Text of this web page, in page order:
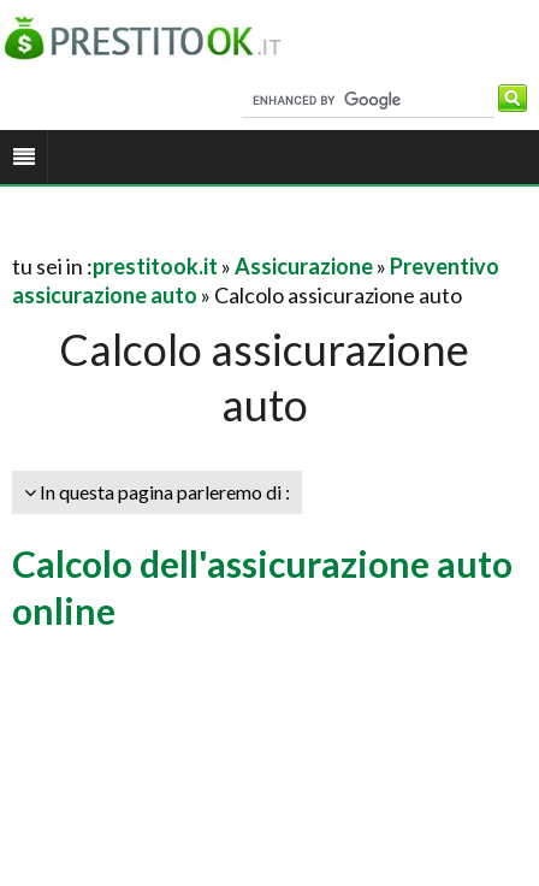
tu sei in :prestitook.it »Assicurazione» Preventivo
assicurazione auto » Calcolo assicurazione auto
Calcolo assicurazione
auto
In questa pagina parleremo di :
Calcolo dell'assicurazione auto
online